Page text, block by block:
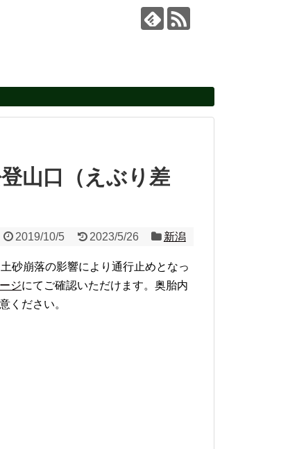
山口（えぶり差
2019/10/5 2023/5/26 新潟
砂崩落の影響により通行止めとなっ
ジにてご確認いただけます。奥胎内
ください。